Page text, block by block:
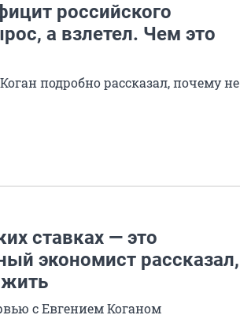
российского
а взлетел. Чем это
подробно рассказал, почему не
ставках — это
экономист рассказал,
с Евгением Коганом